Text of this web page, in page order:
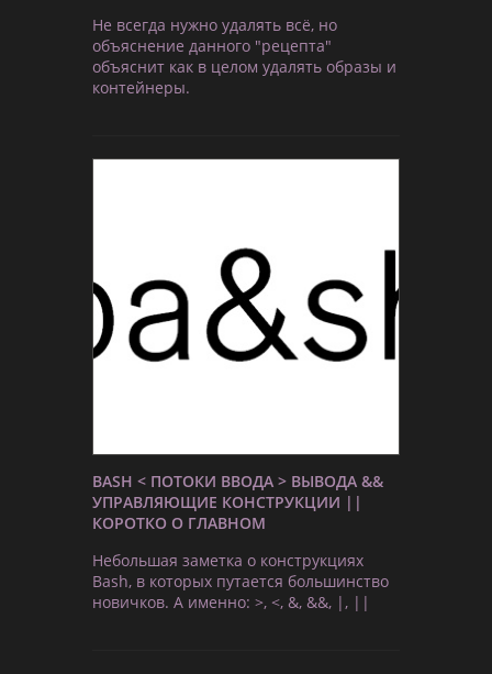
Не всегда нужно удалять всё, но
объяснение данного "рецепта"
объяснит как в целом удалять образы и
контейнеры.
BASH < ПОТОКИ ВВОДА > ВЫВОДА &&
УПРАВЛЯЮЩИЕ КОНСТРУКЦИИ ||
КОРОТКО О ГЛАВНОМ
Небольшая заметка о конструкциях
Bash, в которых путается большинство
новичков. А именно: >, <, &, &&, |, ||